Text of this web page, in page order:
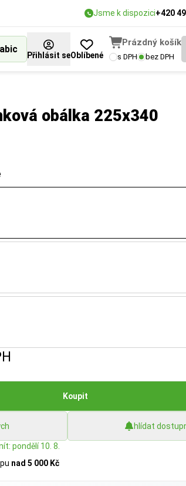
Jsme k dispozici+420
Přihlásit seOblíbené
Prázdný košík
s DPH bez DPH
obálka 225x340
Koupit
hlídat
pondělí 10. 8.
nad 5 000 Kč